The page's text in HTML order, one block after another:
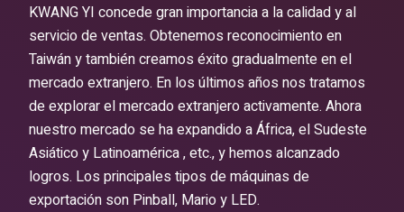
KWANG YI concede gran importancia a la calidad y al
servicio de ventas. Obtenemos reconocimiento en
Taiwán y también creamos éxito gradualmente en el
mercado extranjero. En los últimos años nos tratamos
de explorar el mercado extranjero activamente. Ahora
nuestro mercado se ha expandido a África, el Sudeste
Asiático y Latinoamérica , etc., y hemos alcanzado
logros. Los principales tipos de máquinas de
exportación son Pinball, Mario y LED.